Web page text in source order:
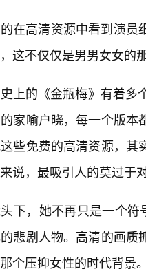
在高清资源中看到演员
这不仅仅是男男女女的
上的《金瓶梅》有着多
家喻户晓，每一个版
些免费的高清资源，
说，最吸引人的莫过于
下，她不再只是一个符
悲剧人物。高清的画
个压抑女性的时代背景